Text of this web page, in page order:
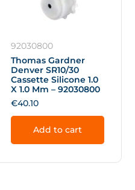
92030800
Thomas Gardner
Denver SR10/30
Cassette Silicone 1.0
X 1.0 Mm – 92030800
€40.10
Add to cart